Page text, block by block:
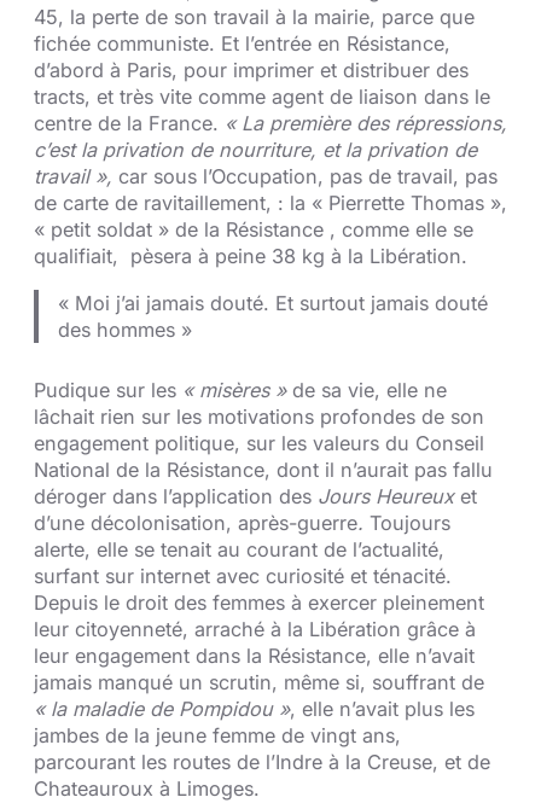
45, la perte de son travail à la mairie, parce que
fichée communiste. Et l’entrée en Résistance,
d’abord à Paris, pour imprimer et distribuer des
tracts, et très vite comme agent de liaison dans le
centre de la France. « La première des répressions,
c’est la privation de nourriture, et la privation de
travail », car sous l’Occupation, pas de travail, pas
de carte de ravitaillement, : la « Pierrette Thomas »,
« petit soldat » de la Résistance , comme elle se
qualifiait, pèsera à peine 38 kg à la Libération.
« Moi j’ai jamais douté. Et surtout jamais douté
des hommes »
Pudique sur les « misères »de sa vie, elle ne
lâchait rien sur les motivations profondes de son
engagement politique, sur les valeurs du Conseil
National de la Résistance, dont il n’aurait pas fallu
déroger dans l’application des Jours Heureuxet
d’une décolonisation, après-guerre. Toujours
alerte, elle se tenait au courant de l’actualité,
surfant sur internet avec curiosité et ténacité.
Depuis le droit des femmes à exercer pleinement
leur citoyenneté, arraché à la Libération grâce à
leur engagement dans la Résistance, elle n’avait
jamais manqué un scrutin, même si, souffrant de
« la maladie de Pompidou », elle n’avait plus les
jambes de la jeune femme de vingt ans,
parcourant les routes de l’Indre à la Creuse, et de
Chateauroux à Limoges.